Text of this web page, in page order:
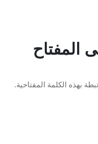
المفتاح
بهذه الكلمة المفتاحية.